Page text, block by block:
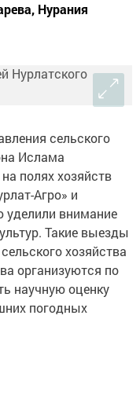
Нурания
сельского
Ислама
полях хозяйств
Агро» и
внимание
Такие выезды
хозяйства
организуются по
научную оценку
погодных